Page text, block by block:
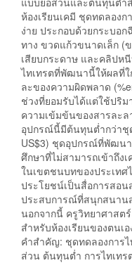
ห้องเรียนเคมี ชุดทดลอง
ง่าย ประกอบด้วยกระบอ
ทาง ขวดแก้วขนาดเล็ก (
เสียบกระดาษ และคลิปห
ไทเทรตที่พัฒนานี้ให้ผลที่ใ
ละของความผิดพลาด
ช่วงที่ยอมรับได้แต่ใช้ปริ
ความเข้มข้นของสารละ
อุปกรณ์นี้มีต้นทุนต่ำกว่าชุ
US$3) ชุดอุปกรณ์ที่พัฒน
ศึกษาที่ไม่สามารถเข้าถึง
ในเขตชนบทของประเทศ
ประโยชน์เป็นสื่อการสอน
ประสบการณ์ที่สนุกสนาน
นอกจากนี้ ครูวิทยาศาสต
สำหรับห้องเรียนของตนเ
คำสำคัญ: ชุดทดลองการไ
ส่วน ต้นทุนต่ำ การไทเทร